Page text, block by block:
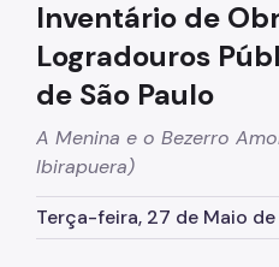
Selo de Valor Cultural
ZEPEC-APC
Formulários e Requerimentos
Conservação e incentivos à
Intervenções em bens
Inventário de
Logradouros
de São Paulo
A Menina e o Bezerro
Ibirapuera)
Terça-feira, 27 de Maio